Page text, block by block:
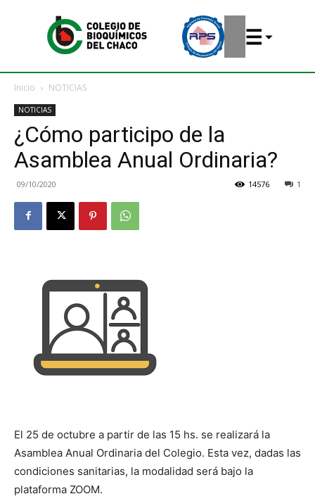
Inicio NOTICIAS
NOTICIAS
¿Cómo participo de la
Asamblea Anual Ordinaria?
09/10/2020 1
14576
El 25 de octubre a partir de las 15 hs. se realizará la
Asamblea Anual Ordinaria del Colegio. Esta vez, dadas las
condiciones sanitarias, la modalidad será bajo la
plataforma ZOOM.